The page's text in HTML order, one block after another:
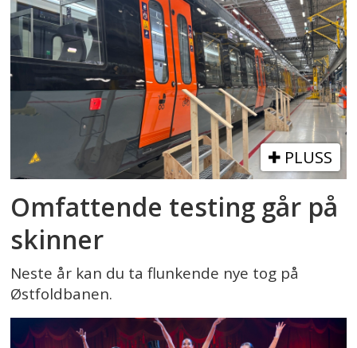
PLUSS
Omfattende testing går på
skinner
Neste år kan du ta flunkende nye tog på
Østfoldbanen.